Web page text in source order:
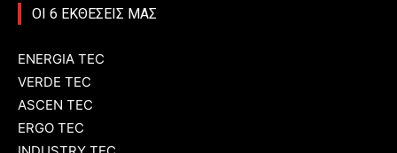
ΟΙ 6 ΕΚΘΕΣΕΙΣ ΜΑΣ
ENERGIA TEC
VERDE TEC
ASCEN TEC
ERGO TEC